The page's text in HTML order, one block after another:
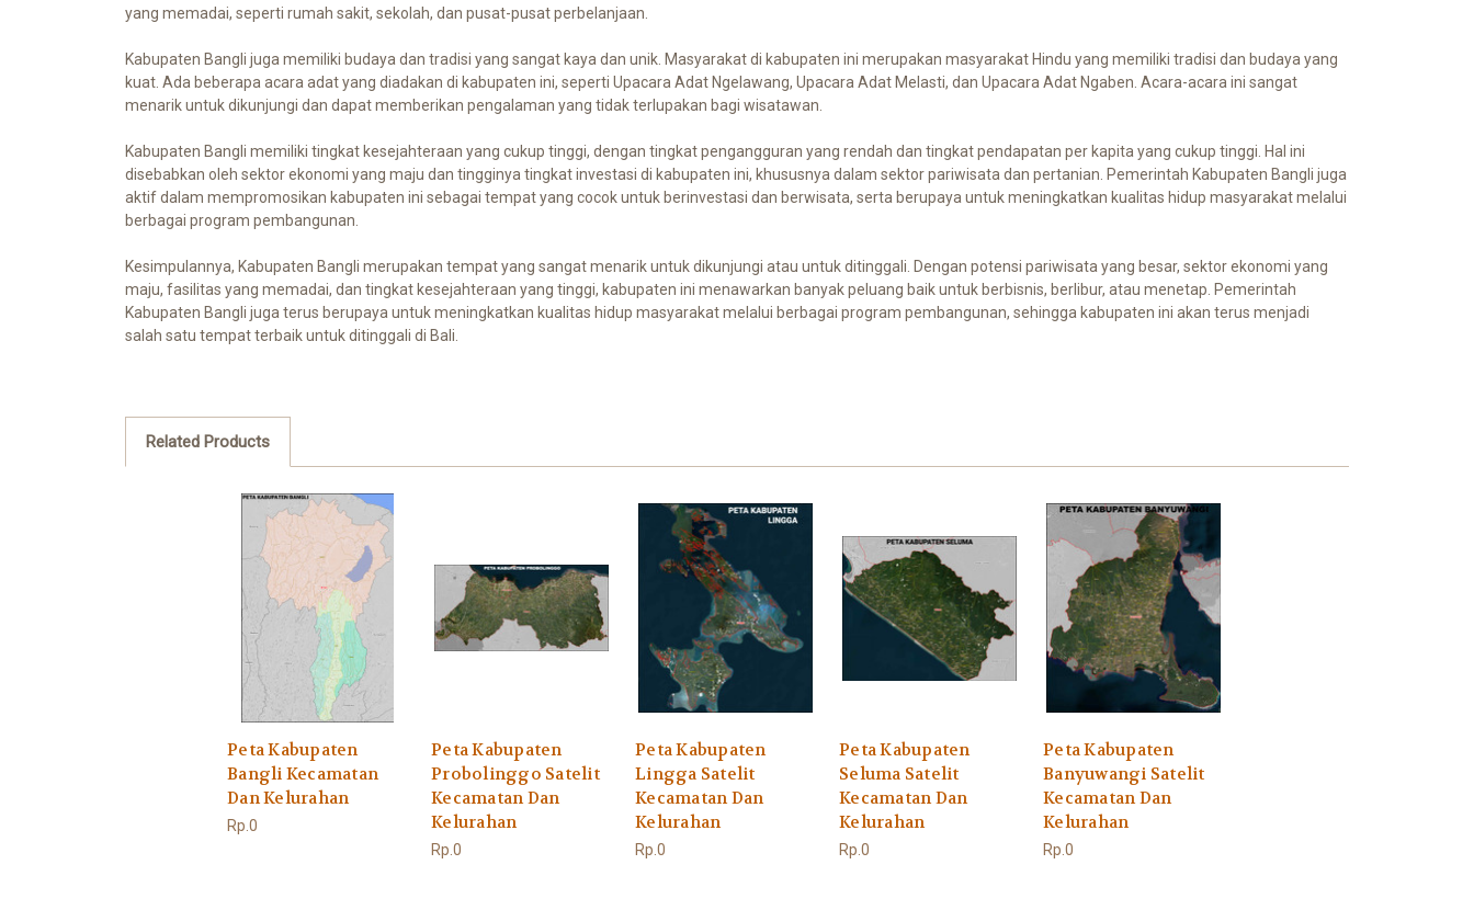
yang memadai, seperti rumah sakit, sekolah, dan pusat-pusat perbelanjaan.
Kabupaten Bangli juga memiliki budaya dan tradisi yang sangat kaya dan unik. Masyarakat di kabupaten ini merupakan masyarakat Hindu yang memiliki tradisi dan budaya yang
kuat. Ada beberapa acara adat yang diadakan di kabupaten ini, seperti Upacara Adat Ngelawang, Upacara Adat Melasti, dan Upacara Adat Ngaben. Acara-acara ini sangat
menarik untuk dikunjungi dan dapat memberikan pengalaman yang tidak terlupakan bagi wisatawan.
Kabupaten Bangli memiliki tingkat kesejahteraan yang cukup tinggi, dengan tingkat pengangguran yang rendah dan tingkat pendapatan per kapita yang cukup tinggi. Hal ini
disebabkan oleh sektor ekonomi yang maju dan tingginya tingkat investasi di kabupaten ini, khususnya dalam sektor pariwisata dan pertanian. Pemerintah Kabupaten Bangli juga
aktif dalam mempromosikan kabupaten ini sebagai tempat yang cocok untuk berinvestasi dan berwisata, serta berupaya untuk meningkatkan kualitas hidup masyarakat melalui
berbagai program pembangunan.
Kesimpulannya, Kabupaten Bangli merupakan tempat yang sangat menarik untuk dikunjungi atau untuk ditinggali. Dengan potensi pariwisata yang besar, sektor ekonomi yang
maju, fasilitas yang memadai, dan tingkat kesejahteraan yang tinggi, kabupaten ini menawarkan banyak peluang baik untuk berbisnis, berlibur, atau menetap. Pemerintah
Kabupaten Bangli juga terus berupaya untuk meningkatkan kualitas hidup masyarakat melalui berbagai program pembangunan, sehingga kabupaten ini akan terus menjadi
salah satu tempat terbaik untuk ditinggali di Bali.
Related Products
Peta Kabupaten
Bangli Kecamatan
Dan Kelurahan
Rp.0
Peta Kabupaten
Probolinggo Satelit
Kecamatan Dan
Kelurahan
Rp.0
Peta Kabupaten
Lingga Satelit
Kecamatan Dan
Kelurahan
Rp.0
Peta Kabupaten
Seluma Satelit
Kecamatan Dan
Kelurahan
Rp.0
Peta Kabupaten
Banyuwangi Satelit
Kecamatan Dan
Kelurahan
Rp.0